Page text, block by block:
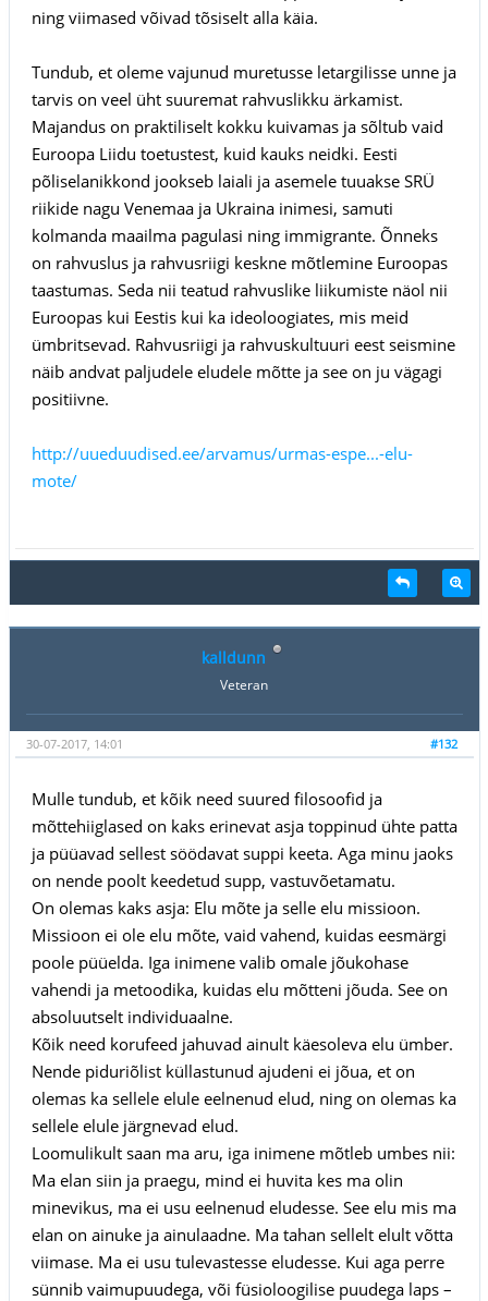
ning viimased võivad tõsiselt alla käia.
Tundub, et oleme vajunud muretusse letargilisse unne ja
tarvis on veel üht suuremat rahvuslikku ärkamist.
Majandus on praktiliselt kokku kuivamas ja sõltub vaid
Euroopa Liidu toetustest, kuid kauks neidki. Eesti
põliselanikkond jookseb laiali ja asemele tuuakse SRÜ
riikide nagu Venemaa ja Ukraina inimesi, samuti
kolmanda maailma pagulasi ning immigrante. Õnneks
on rahvuslus ja rahvusriigi keskne mõtlemine Euroopas
taastumas. Seda nii teatud rahvuslike liikumiste näol nii
Euroopas kui Eestis kui ka ideoloogiates, mis meid
ümbritsevad. Rahvusriigi ja rahvuskultuuri eest seismine
näib andvat paljudele eludele mõtte ja see on ju vägagi
positiivne.
http://uueduudised.ee/arvamus/urmas-espe...-elu-
mote/
kalldunn
Veteran
#132
30-07-2017, 14:01
Mulle tundub, et kõik need suured filosoofid ja
mõttehiiglased on kaks erinevat asja toppinud ühte patta
ja püüavad sellest söödavat suppi keeta. Aga minu jaoks
on nende poolt keedetud supp, vastuvõetamatu.
On olemas kaks asja: Elu mõte ja selle elu missioon.
Missioon ei ole elu mõte, vaid vahend, kuidas eesmärgi
poole püüelda. Iga inimene valib omale jõukohase
vahendi ja metoodika, kuidas elu mõtteni jõuda. See on
absoluutselt individuaalne.
Kõik need korufeed jahuvad ainult käesoleva elu ümber.
Nende piduriõlist küllastunud ajudeni ei jõua, et on
olemas ka sellele elule eelnenud elud, ning on olemas ka
sellele elule järgnevad elud.
Loomulikult saan ma aru, iga inimene mõtleb umbes nii:
Ma elan siin ja praegu, mind ei huvita kes ma olin
minevikus, ma ei usu eelnenud eludesse. See elu mis ma
elan on ainuke ja ainulaadne. Ma tahan sellelt elult võtta
viimase. Ma ei usu tulevastesse eludesse. Kui aga perre
sünnib vaimupuudega, või füsioloogilise puudega laps –